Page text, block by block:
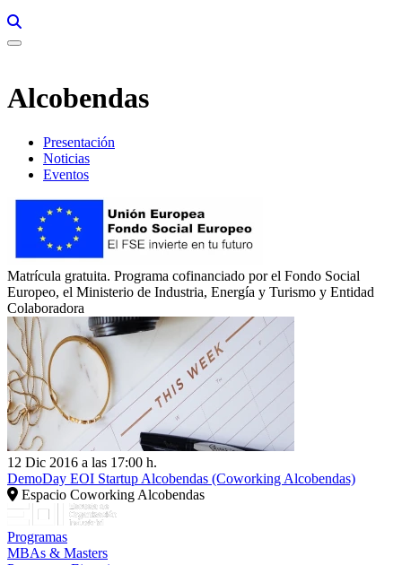
Alcobendas
Presentación
Noticias
Eventos
Matrícula gratuita. Programa cofinanciado por el Fondo Social
Europeo, el Ministerio de Industria, Energía y Turismo y Entidad
Colaboradora
12 Dic 2016 a las 17:00 h.
DemoDay EOI Startup Alcobendas (Coworking Alcobendas)
Espacio Coworking Alcobendas
Programas
MBAs & Masters